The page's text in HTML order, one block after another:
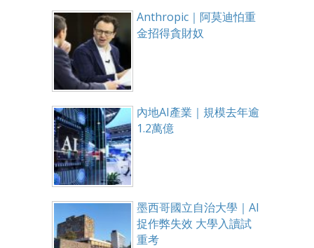
Anthropic｜阿莫迪怕重
金招得貪財奴
內地AI產業｜規模去年逾
1.2萬億
墨西哥國立自治大學｜AI
捉作弊失效 大學入讀試
重考